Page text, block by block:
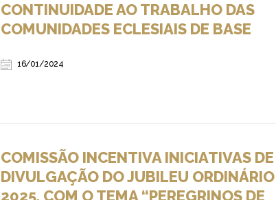
CONTINUIDADE AO TRABALHO DAS
COMUNIDADES ECLESIAIS DE BASE
16/01/2024
COMISSÃO INCENTIVA INICIATIVAS DE
DIVULGAÇÃO DO JUBILEU ORDINÁRIO
2025, COM O TEMA “PEREGRINOS DE